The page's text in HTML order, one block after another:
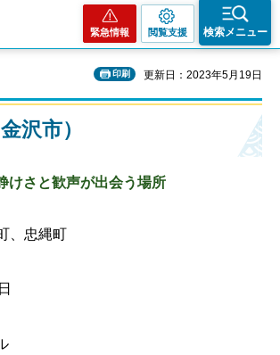
緊急情報 閲覧支援 検索メニュー
印刷 更新日：2023年5月19日
沢市）
けさと歓声が出会う場所
、忠縄町